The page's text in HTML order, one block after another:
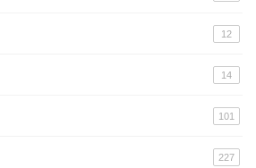
12
14
101
227